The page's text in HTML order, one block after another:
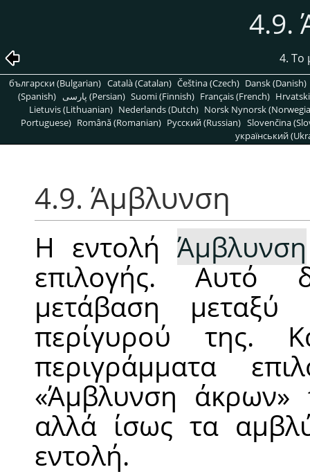
4.9.
4. Το
български (Bulgarian) Català (Catalan) Čeština (Czech) Dansk (Danish)
(Spanish)
پارسی (Persian) Suomi (Finnish) Français (French)
Lietuvis (Lithuanian) Nederlands (Dutch) Norsk Nynorsk
Portuguese) Română (Romanian) Pусский (Russian) Slovenčina
український
4.9. Άμβλυνση
Η εντολή Άμβλυνση
επιλογής. Αυτό
μετάβαση
περίγυρού της.
περιγράμματα
«Άμβλυνση άκρων»
αλλά ίσως τα
εντολή.